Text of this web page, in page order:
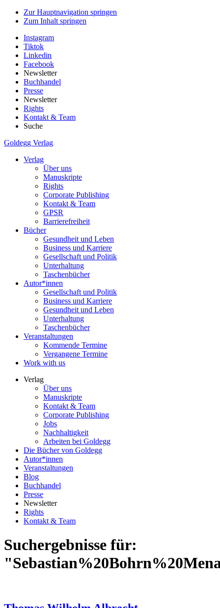
Zur Hauptnavigation springen
Zum Inhalt springen
Instagram
Tiktok
Linkedin
Facebook
Newsletter
Buchhandel
Presse
Newsletter
Rights
Kontakt & Team
Suche
Goldegg Verlag
Verlag
Über uns
Manuskripte
Rights
Corporate Publishing
Kontakt & Team
GPSR
Barrierefreiheit
Bücher
Gesundheit und Leben
Business und Karriere
Gesellschaft und Politik
Unterhaltung
Taschenbücher
Autor*innen
Gesellschaft und Politik
Business und Karriere
Gesundheit und Leben
Unterhaltung
Taschenbücher
Veranstaltungen
Kommende Termine
Vergangene Termine
Work with us
Verlag
Über uns
Manuskripte
Kontakt & Team
Corporate Publishing
Jobs
Nachhaltigkeit
Arbeiten bei Goldegg
Die Bücher von Goldegg
Autor*innen
Veranstaltungen
Blog
Buchhandel
Presse
Newsletter
Rights
Kontakt & Team
Suchergebnisse für: